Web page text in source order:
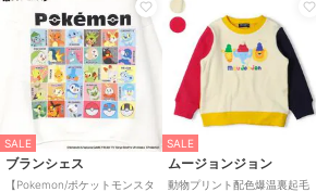
SALE
ブランシェス
【Pokemon/ポケットモンスタ
SALE
ムージョンジョン
動物プリント配色爆温裏起毛